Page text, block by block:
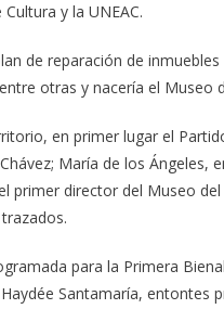
y la UNEAC.
de reparación de
otras y nacería el Museo
en primer lugar el
María de los Ángeles,
primer director del Museo
para la Primera
Santamaría, entontes